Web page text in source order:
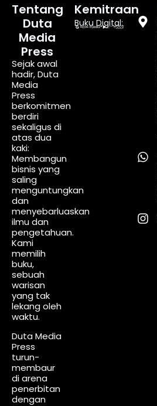
Tentang
Duta
Media
Press
Sejak awal
hadir, Duta
Media
Press
berkomitmen
berdiri
sekaligus di
atas dua
kaki:
Membangun
bisnis yang
saling
menguntungkan
dan
menyebarluaskan
ilmu dan
pengetahuan.
Kami
memilih
buku,
sebuah
warisan
yang tak
lekang oleh
waktu.
Duta Media
Press
turun-
membaur
di arena
penerbitan
dengan
Kemitraan
Buku Digital: